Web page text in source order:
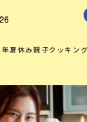
夏休み親子クッキン